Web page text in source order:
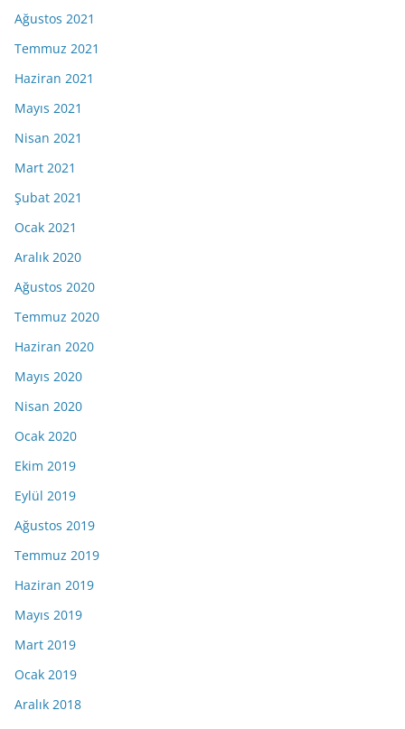
Ağustos 2021
Temmuz 2021
Haziran 2021
Mayıs 2021
Nisan 2021
Mart 2021
Şubat 2021
Ocak 2021
Aralık 2020
Ağustos 2020
Temmuz 2020
Haziran 2020
Mayıs 2020
Nisan 2020
Ocak 2020
Ekim 2019
Eylül 2019
Ağustos 2019
Temmuz 2019
Haziran 2019
Mayıs 2019
Mart 2019
Ocak 2019
Aralık 2018